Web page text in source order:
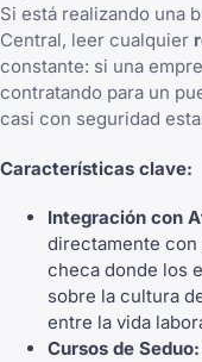
Si está realizando una
Central, leer cualquier
constante: si una
contratando para un
casi con seguridad
Características clave:
Integración con
directamente con
checa donde los
sobre la cultura
entre la vida
Cursos de Seduo: